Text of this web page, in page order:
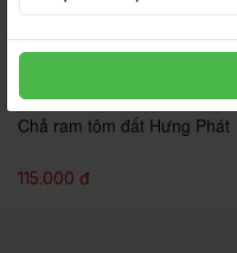
Chả ram tôm đất Hưng Phát
115.000 đ